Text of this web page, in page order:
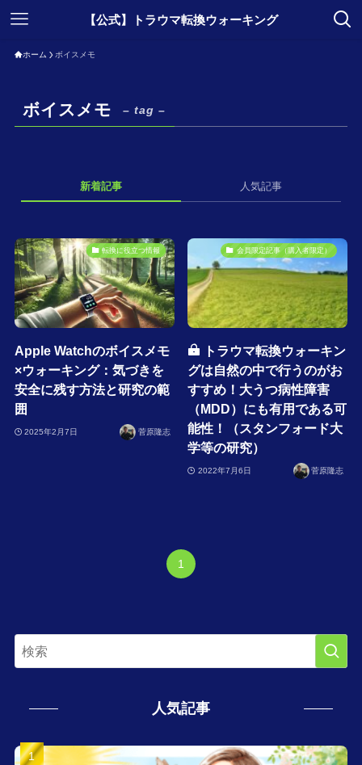
【公式】トラウマ転換ウォーキング
ホーム ボイスメモ
ボイスメモ – tag –
新着記事 人気記事
転換に役立つ情報
Apple Watchのボイスメモ
×ウォーキング：気づきを
安全に残す方法と研究の範
囲
2025年2月7日 菅原隆志
会員限定記事（購入者限定）
トラウマ転換ウォーキン
グは自然の中で行うのがお
すすめ！大うつ病性障害
（MDD）にも有用である可
能性！（スタンフォード大
学等の研究）
2022年7月6日 菅原隆志
1
人気記事